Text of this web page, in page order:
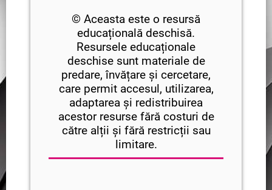
© Aceasta este o resursă
educațională deschisă.
Resursele educaționale
deschise sunt materiale de
predare, învățare și cercetare,
care permit accesul, utilizarea,
adaptarea și redistribuirea
acestor resurse fără costuri de
către alții și fără restricții sau
limitare.